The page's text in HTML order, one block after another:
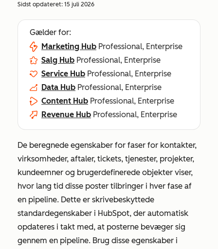
Sidst opdateret: 15 juli 2026
Gælder for:
Marketing Hub Professional, Enterprise
Salg Hub Professional, Enterprise
Service Hub Professional, Enterprise
Data Hub Professional, Enterprise
Content Hub Professional, Enterprise
Revenue Hub Professional, Enterprise
De beregnede egenskaber for faser for kontakter,
virksomheder, aftaler, tickets, tjenester, projekter,
kundeemner og brugerdefinerede objekter viser,
hvor lang tid disse poster tilbringer i hver fase af
en pipeline. Dette er skrivebeskyttede
standardegenskaber i HubSpot, der automatisk
opdateres i takt med, at posterne bevæger sig
gennem en pipeline. Brug disse egenskaber i